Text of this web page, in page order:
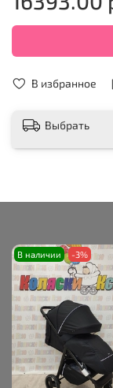
В избранное
Выбрать
В наличии -3%